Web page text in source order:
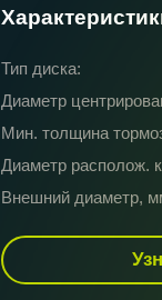
Тип диска:
Диаметр
Мин. толщина
Диаметр располож.
Внешний диаметр,